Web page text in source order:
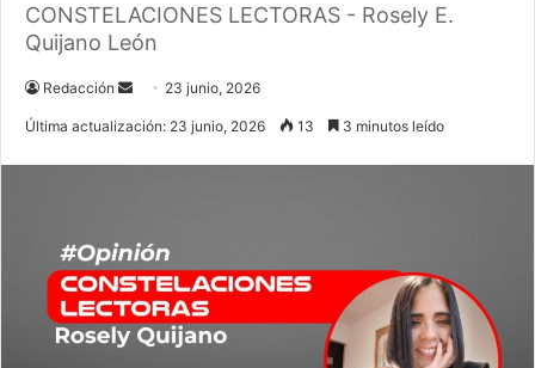
CONSTELACIONES LECTORAS - Rosely E.
Quijano León
Redacción
Send 23 junio, 2026
Última actualización: 23 junio, 2026 13 3 minutos leído